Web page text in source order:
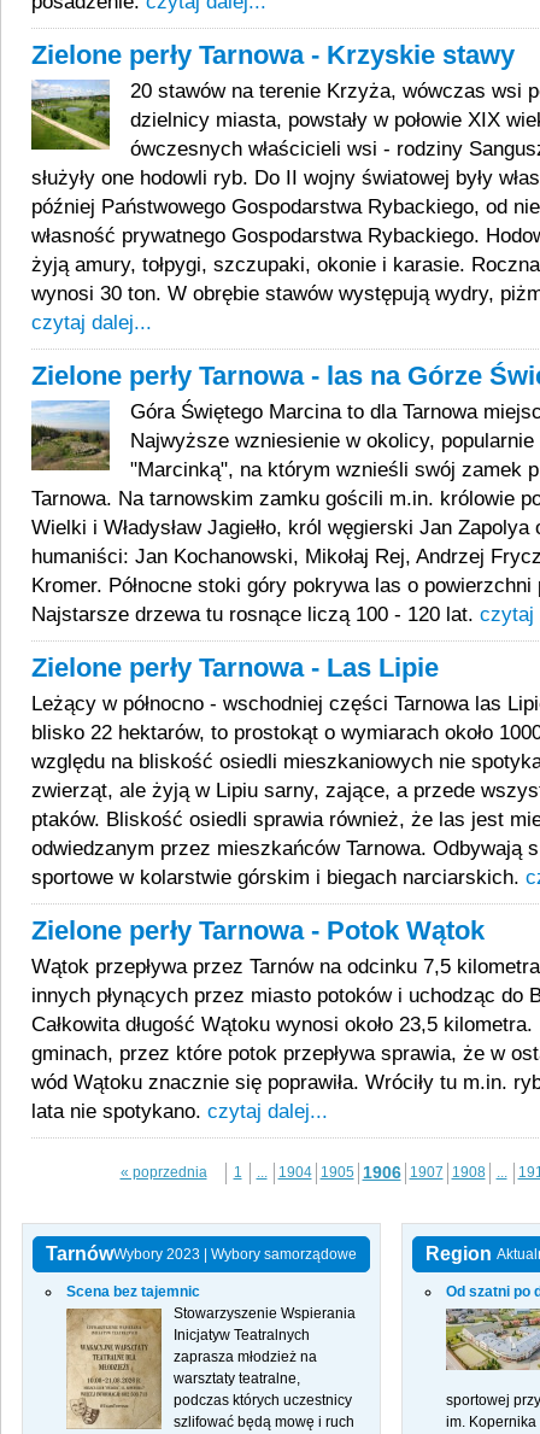
Zielone perły Tarnowa - Krzyskie stawy
20 stawów na terenie Krzyża, wówczas wsi
dzielnicy miasta, powstały w połowie XIX
ówczesnych właścicieli wsi - rodziny
służyły one hodowli ryb. Do II wojny światowej były
później Państwowego Gospodarstwa Rybackiego, od
własność prywatnego Gospodarstwa Rybackiego.
żyją amury, tołpygi, szczupaki, okonie i karasie.
wynosi 30 ton. W obrębie stawów występują wydry,
czytaj dalej...
Zielone perły Tarnowa - las na Górze
Góra Świętego Marcina to dla Tarnowa
Najwyższe wzniesienie w okolicy, popularnie
"Marcinką", na którym wznieśli swój zamek
Tarnowa. Na tarnowskim zamku gościli m.in. królowie
Wielki i Władysław Jagiełło, król węgierski Jan
humaniści: Jan Kochanowski, Mikołaj Rej, Andrzej
Kromer. Północne stoki góry pokrywa las o powierzchni
Najstarsze drzewa tu rosnące liczą 100 - 120 lat. czytaj
Zielone perły Tarnowa - Las Lipie
Leżący w północno - wschodniej części Tarnowa las
blisko 22 hektarów, to prostokąt o wymiarach około
względu na bliskość osiedli mieszkaniowych nie
zwierząt, ale żyją w Lipiu sarny, zające, a przede
ptaków. Bliskość osiedli sprawia również, że las jest
odwiedzanym przez mieszkańców Tarnowa. Odbywają
sportowe w kolarstwie górskim i biegach narciarskich.
Zielone perły Tarnowa - Potok Wątok
Wątok przepływa przez Tarnów na odcinku 7,5
innych płynących przez miasto potoków i uchodząc do
Całkowita długość Wątoku wynosi około 23,5
gminach, przez które potok przepływa sprawia, że w
wód Wątoku znacznie się poprawiła. Wróciły tu m.in.
lata nie spotykano. czytaj dalej...
« poprzednia 1 ... 1904 1905 1906 1907 1908 ...
TarnówWybory 2023 Wybory samorządowe
Scena bez tajemnic
Stowarzyszenie Wspierania
Inicjatyw Teatralnych
zaprasza młodzież na
warsztaty teatralne,
podczas których uczestnicy
szlifować będą mowę i ruch
Region
Od szatni po
sportowej
im. Kopernika